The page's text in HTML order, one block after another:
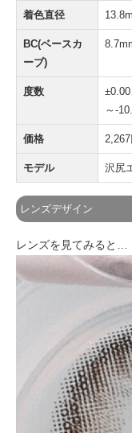
着色直径
BC(ベースカ
ーブ)
度数
～-
価格 2,267
モデル 沢尻
レンズデザイン
レンズを見てみると…